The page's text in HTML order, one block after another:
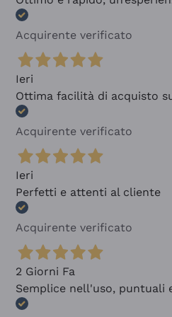
Acquirente verificato
Ieri
Ottima facilità di acquisto
Acquirente verificato
Ieri
Perfetti e attenti al cliente
Acquirente verificato
2 Giorni Fa
Semplice nell'uso, puntuali